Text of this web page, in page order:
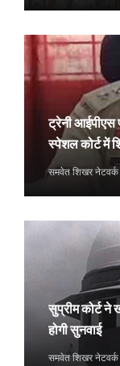
ट्रेनी आईपीएस
स्पेशल कोर्ट में
समवेत शिखर नेटवर्क
सुप्रीम कोर्ट ने
होगी सुनवाई
समवेत शिखर नेटवर्क